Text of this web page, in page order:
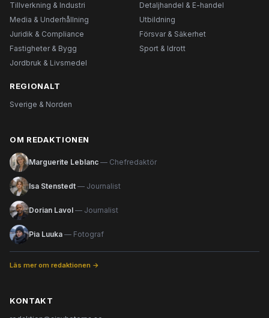
Tillverkning & Industri
Detaljhandel & E-handel
Media & Underhållning
Utbildning
Juridik & Compliance
Försvar & Säkerhet
Fastigheter & Bygg
Sport & Idrott
Jordbruk & Livsmedel
REGIONALT
Sverige & Norden
OM REDAKTIONEN
Marguerite Leblanc — Chefredaktör
Isa Stenstedt — Journalist
Dorian Lavol — Journalist
Pia Luuka — Fotograf
Läs mer om redaktionen →
KONTAKT